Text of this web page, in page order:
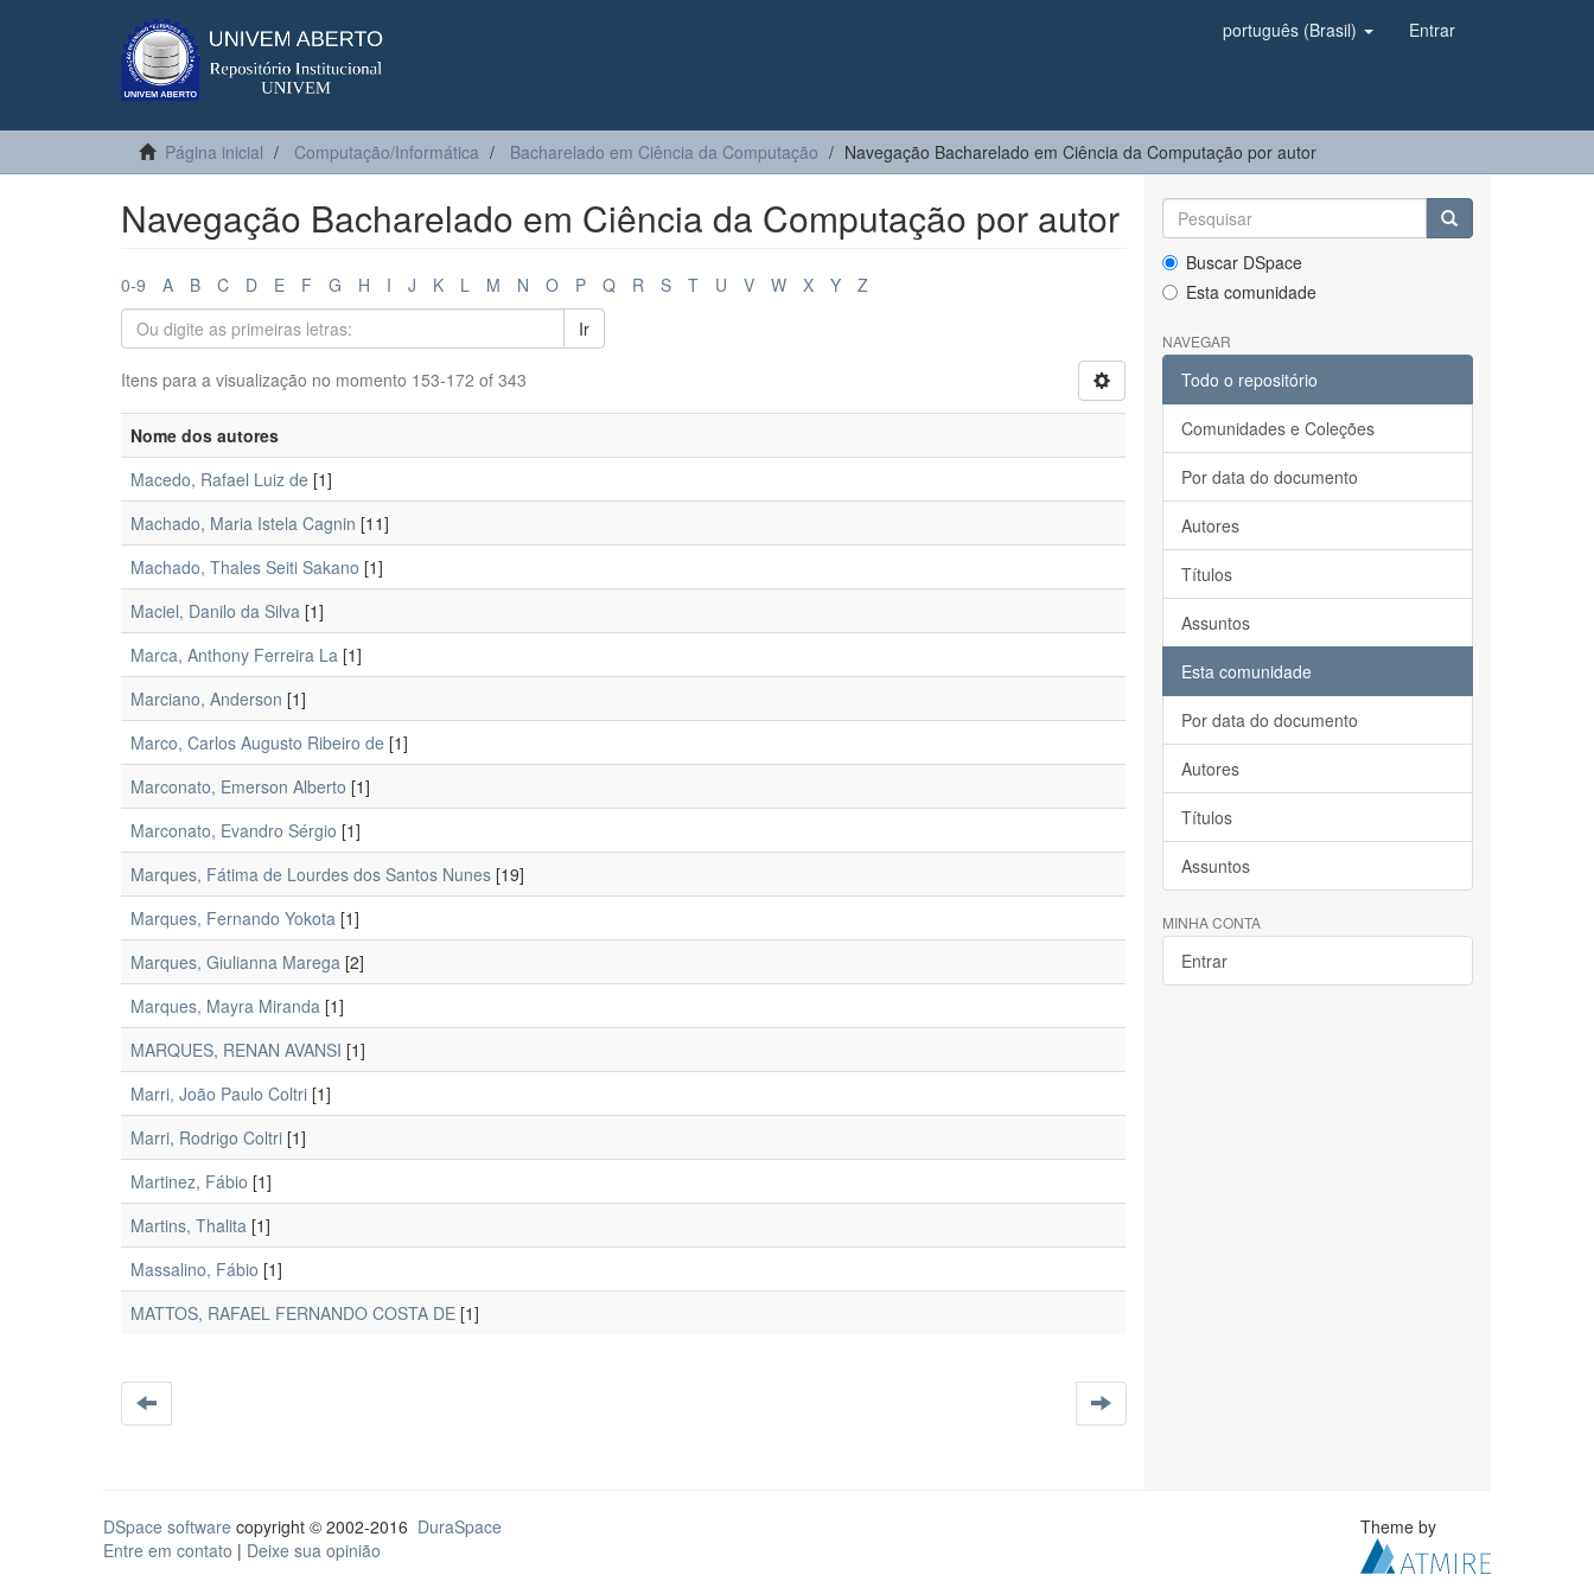
português (Brasil) Entrar
Página inicial Computação/Informática Bacharelado em Ciência da Computação Navegação Bacharelado em Ciência da Computação por autor
Navegação Bacharelado em Ciência da Computação por autor
0-9 A B C D E F G H I J K L M N O P Q R S T U V W X Y
Z
Ir
Itens para a visualização no momento 153-172 of 343
Nome dos autores
Macedo, Rafael Luiz de [1]
Machado, Maria Istela Cagnin [11]
Machado, Thales Seiti Sakano [1]
Maciel, Danilo da Silva [1]
Marca, Anthony Ferreira La [1]
Marciano, Anderson [1]
Marco, Carlos Augusto Ribeiro de [1]
Marconato, Emerson Alberto [1]
Marconato, Evandro Sérgio [1]
Marques, Fátima de Lourdes dos Santos Nunes [19]
Marques, Fernando Yokota [1]
Marques, Giulianna Marega [2]
Marques, Mayra Miranda [1]
MARQUES, RENAN AVANSI [1]
Marri, João Paulo Coltri [1]
Marri, Rodrigo Coltri [1]
Martinez, Fábio [1]
Martins, Thalita [1]
Massalino, Fábio [1]
MATTOS, RAFAEL FERNANDO COSTA DE [1]
Buscar DSpace
Esta comunidade
NAVEGAR
Todo o repositório
Comunidades e Coleções
Por data do documento
Autores
Títulos
Assuntos
Esta comunidade
Por data do documento
Autores
Títulos
Assuntos
MINHA CONTA
Entrar
DSpace software copyright © 2002-2016 DuraSpace
Entre em contato | Deixe sua opinião
Theme by